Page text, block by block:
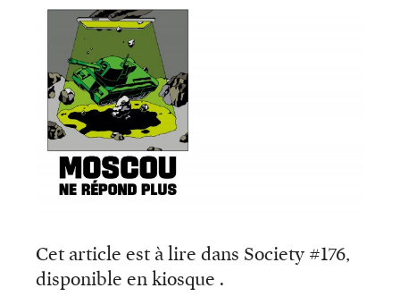
Cet article est à lire dans Society #176,
disponible en kiosque .